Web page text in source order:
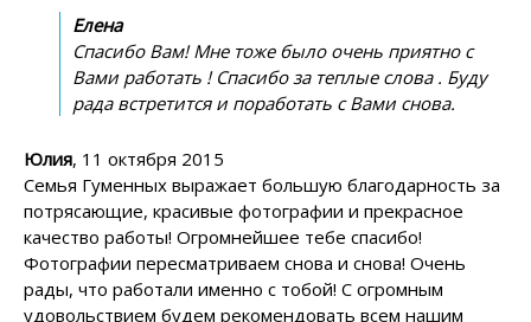
Елена
Спасибо Вам! Мне тоже было очень приятно с
Вами работать ! Спасибо за теплые слова . Буду
рада встретится и поработать с Вами снова.
Юлия, 11 октября 2015
Семья Гуменных выражает большую благодарность за
потрясающие, красивые фотографии и прекрасное
качество работы! Огромнейшее тебе спасибо!
Фотографии пересматриваем снова и снова! Очень
рады, что работали именно с тобой! С огромным
удовольствием будем рекомендовать всем нашим